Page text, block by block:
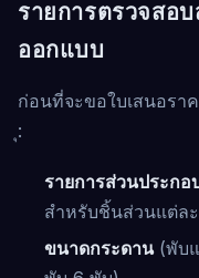
รายการตรวจสอ
ออกแบบ
ก่อนที่จะขอใบเสนอรา
ุ:
รายการส่วนประก
สำหรับชิ้นส่วนแต่ล
ขนาดกระดาน(พับแ